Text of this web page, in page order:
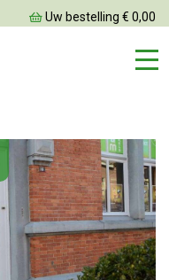
Uw bestelling € 0,00